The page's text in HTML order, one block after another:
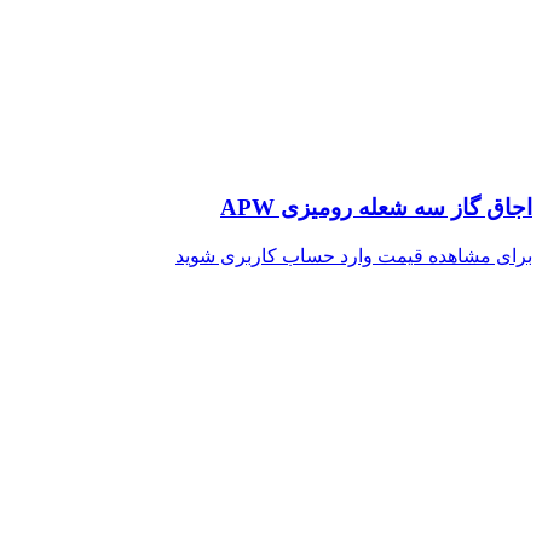
اجاق گاز سه شعله رومیزی APW
برای مشاهده قیمت وارد حساب کاربری شوید